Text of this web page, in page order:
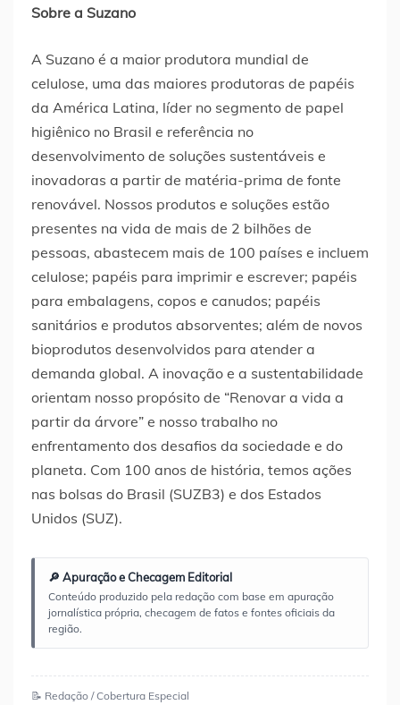
Sobre a Suzano
A Suzano é a maior produtora mundial de
celulose, uma das maiores produtoras de papéis
da América Latina, líder no segmento de papel
higiênico no Brasil e referência no
desenvolvimento de soluções sustentáveis e
inovadoras a partir de matéria-prima de fonte
renovável. Nossos produtos e soluções estão
presentes na vida de mais de 2 bilhões de
pessoas, abastecem mais de 100 países e incluem
celulose; papéis para imprimir e escrever; papéis
para embalagens, copos e canudos; papéis
sanitários e produtos absorventes; além de novos
bioprodutos desenvolvidos para atender a
demanda global. A inovação e a sustentabilidade
orientam nosso propósito de “Renovar a vida a
partir da árvore” e nosso trabalho no
enfrentamento dos desafios da sociedade e do
planeta. Com 100 anos de história, temos ações
nas bolsas do Brasil (SUZB3) e dos Estados
Unidos (SUZ).
🔎 Apuração e Checagem Editorial
Conteúdo produzido pela redação com base em apuração
jornalística própria, checagem de fatos e fontes oficiais da
região.
📝 Redação / Cobertura Especial